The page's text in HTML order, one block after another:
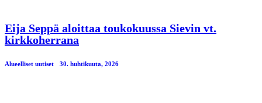
Eija Seppä aloittaa toukokuussa Sievin vt.
kirkkoherrana
Alueelliset uutiset 30. huhtikuuta, 2026